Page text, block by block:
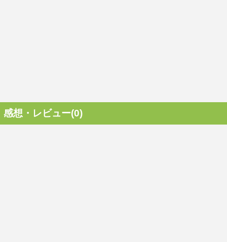
感想・レビュー(0)